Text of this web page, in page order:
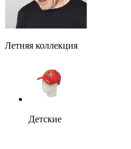
Летняя коллекция
Детские